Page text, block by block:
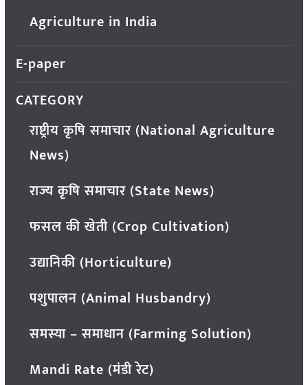
Agriculture in India
E-paper
CATEGORY
राष्ट्रीय कृषि समाचार (National Agriculture
News)
राज्य कृषि समाचार (State News)
फसल की खेती (Crop Cultivation)
उद्यानिकी (Horticulture)
पशुपालन (Animal Husbandry)
समस्या – समाधान (Farming Solution)
Mandi Rate (मंडी रेट)